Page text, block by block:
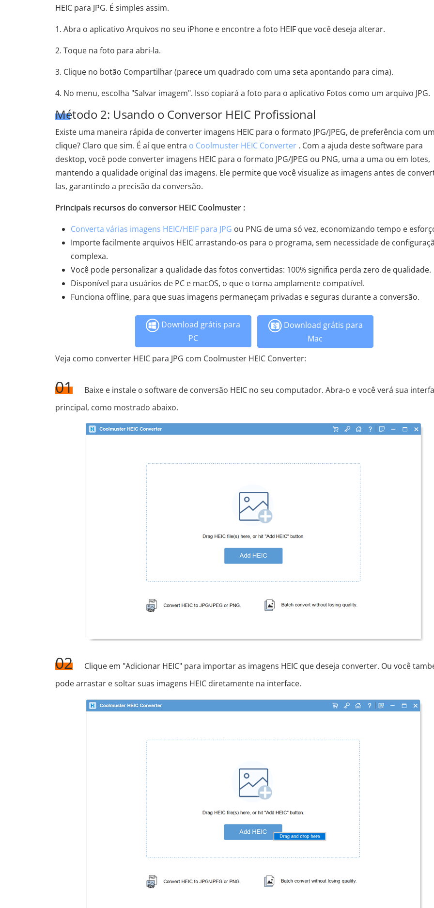
HEIC para JPG. É simples assim.
1. Abra o aplicativo Arquivos no seu iPhone e encontre a foto HEIF que você deseja alterar.
2. Toque na foto para abri-la.
3. Clique no botão Compartilhar (parece um quadrado com uma seta apontando para cima).
4. No menu, escolha "Salvar imagem". Isso copiará a foto para o aplicativo Fotos como um arquivo JPG.
Método 2: Usando o Conversor HEIC Profissional
Existe uma maneira rápida de converter imagens HEIC para o formato JPG/JPEG, de preferência com
clique? Claro que sim. É aí que entra o Coolmuster HEIC Converter . Com a ajuda deste software para
desktop, você pode converter imagens HEIC para o formato JPG/JPEG ou PNG, uma a uma ou em lotes,
mantendo a qualidade original das imagens. Ele permite que você visualize as imagens antes de
las, garantindo a precisão da conversão.
Principais recursos do conversor HEIC Coolmuster :
Converta várias imagens HEIC/HEIF para JPG ou PNG de uma só vez, economizando tempo e
Importe facilmente arquivos HEIC arrastando-os para o programa, sem necessidade de
complexa.
Você pode personalizar a qualidade das fotos convertidas: 100% significa perda zero de qualidade.
Disponível para usuários de PC e macOS, o que o torna amplamente compatível.
Funciona offline, para que suas imagens permaneçam privadas e seguras durante a conversão.
Download grátis para
PC
Download grátis para
Mac
Veja como converter HEIC para JPG com Coolmuster HEIC Converter:
01
Baixe e instale o software de conversão HEIC no seu computador. Abra-o e você verá sua
principal, como mostrado abaixo.
02
Clique em "Adicionar HEIC" para importar as imagens HEIC que deseja converter. Ou você
pode arrastar e soltar suas imagens HEIC diretamente na interface.